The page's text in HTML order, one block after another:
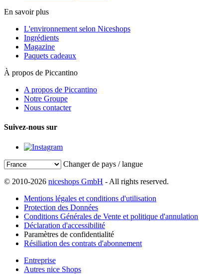
En savoir plus
L'environnement selon Niceshops
Ingrédients
Magazine
Paquets cadeaux
À propos de Piccantino
A propos de Piccantino
Notre Groupe
Nous contacter
Suivez-nous sur
Changer de pays / langue
© 2010-2026 niceshops GmbH - All rights reserved.
Mentions légales et conditions d'utilisation
Protection des Données
Conditions Générales de Vente et politique d'annulation
Déclaration d'accessibilité
Paramètres de confidentialité
Résiliation des contrats d'abonnement
Entreprise
Autres nice Shops